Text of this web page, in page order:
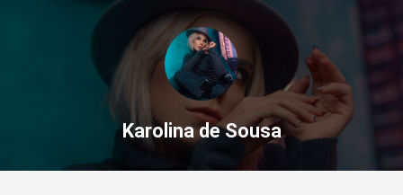
Karolina de Sousa